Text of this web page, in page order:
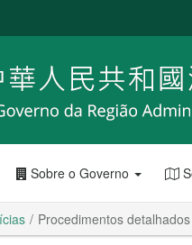
Sobre o Governo
Procedimentos